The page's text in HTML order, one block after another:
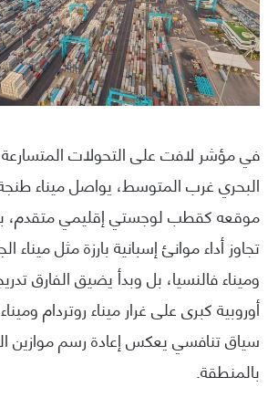
في مؤشر لافت على التحولات
البحري غرب المتوسط، يواصل ميناء
موقعه كقطب لوجستي إقليمي متقدم،
تجاوز أداء موانئ إسبانية بارزة مثل ميناء
وميناء فالنسيا، بل وبدأ يضيق الفارق
أوروبية كبرى على غرار ميناء روتردام
سياق تنافسي يعكس إعادة رسم موازين
بالمنطقة.